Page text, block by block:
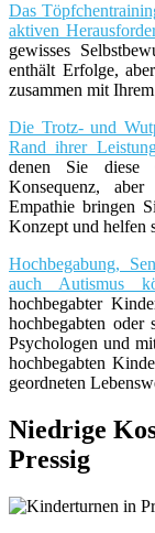
Das
aktiven
gewisses
enthält Erfolge,
zusammen mit
Die Trotz- und
Rand ihrer
denen Sie diese
Konsequenz,
Empathie bringen
Konzept und helfen
Hochbegabung,
auch Autismus
hochbegabter
hochbegabten
Psychologen und
hochbegabten
geordneten
Niedrige
Pressig